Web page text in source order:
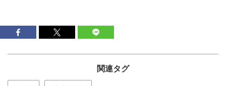
関連タグ